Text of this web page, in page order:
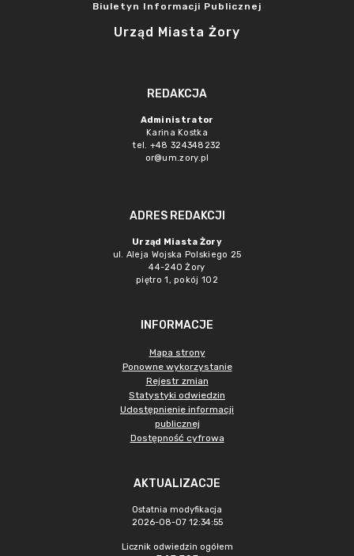
Biuletyn Informacji Publicznej
Urząd Miasta Żory
REDAKCJA
Administrator
Karina Kostka
tel. +48 324348232
or@um.zory.pl
ADRES REDAKCJI
Urząd Miasta Żory
ul. Aleja Wojska Polskiego 25
44-240 Żory
piętro 1, pokój 102
INFORMACJE
Mapa strony
Ponowne wykorzystanie
Rejestr zmian
Statystyki odwiedzin
Udostępnienie informacji
publicznej
Dostępność cyfrowa
AKTUALIZACJE
Ostatnia modyfikacja
2026-08-07 12:34:55
Licznik odwiedzin ogółem